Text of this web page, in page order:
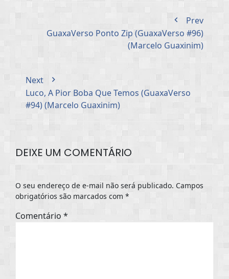
Prev
GuaxaVerso Ponto Zip (GuaxaVerso #96)
(Marcelo Guaxinim)
Next
Luco, A Pior Boba Que Temos (GuaxaVerso
#94) (Marcelo Guaxinim)
DEIXE UM COMENTÁRIO
O seu endereço de e-mail não será publicado. Campos
obrigatórios são marcados com *
Comentário *